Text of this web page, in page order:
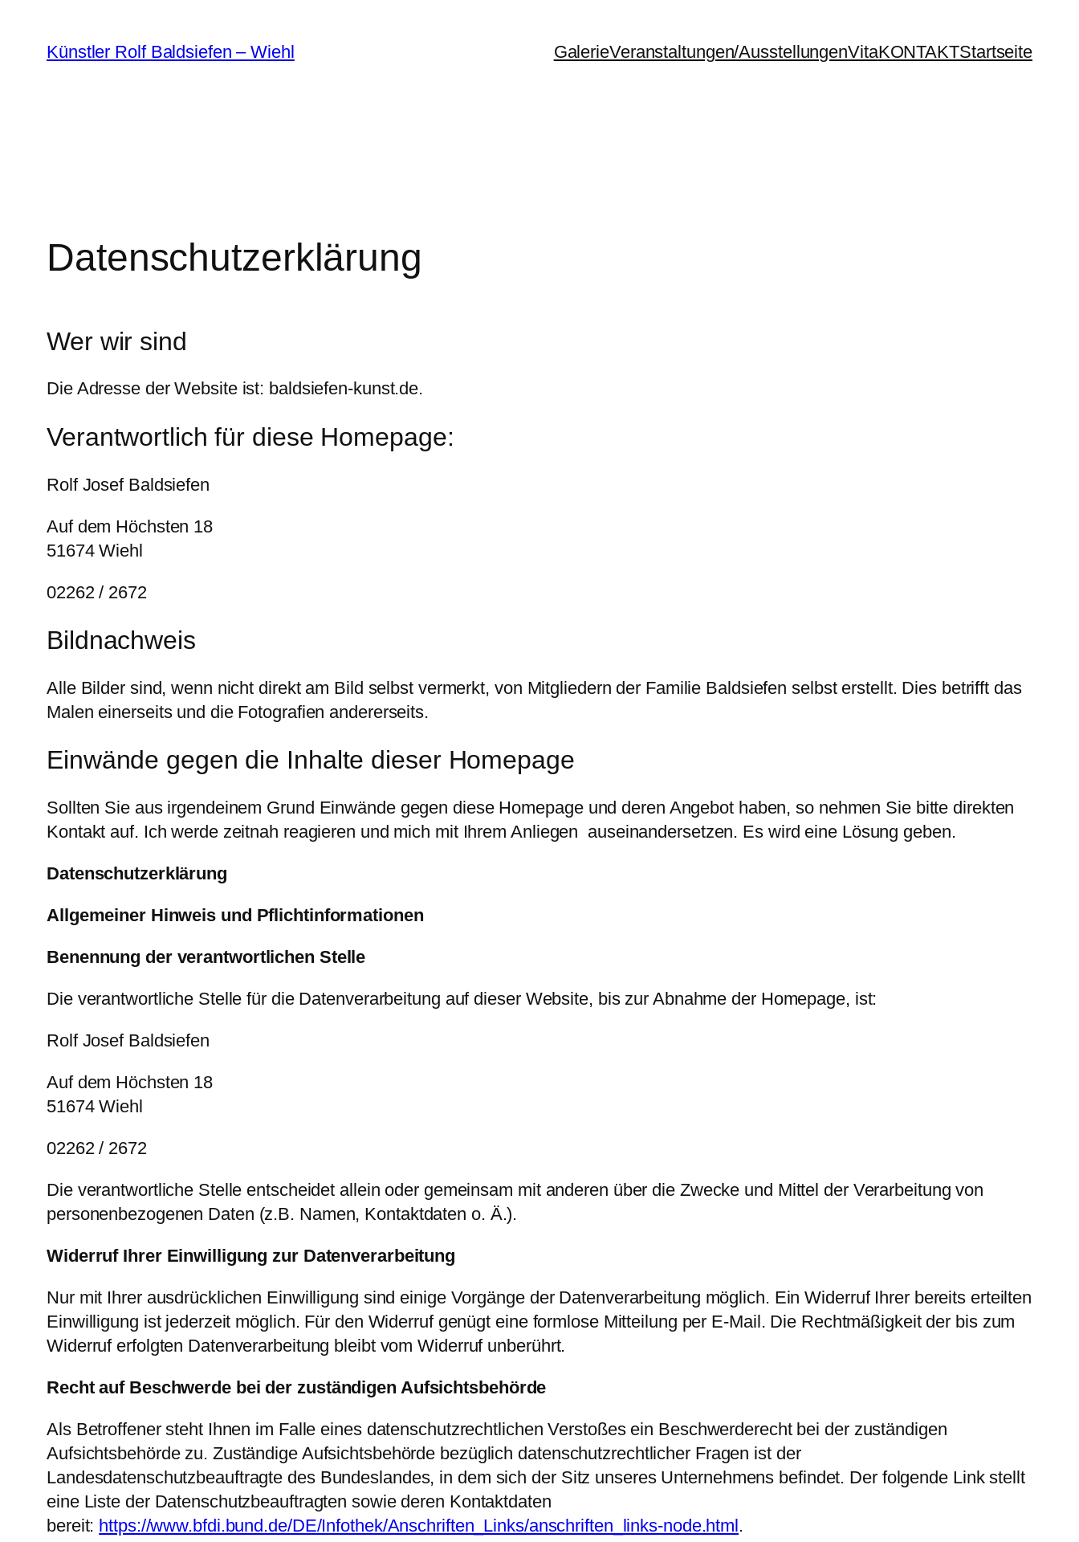
Inhalt
springen
Künstler Rolf Baldsiefen – Wiehl GalerieVeranstaltungen/AusstellungenVitaKONTAKTStartseite
Datenschutzerklärung
Wer wir sind
Die Adresse der Website ist: baldsiefen-kunst.de.
Verantwortlich für diese Homepage:
Rolf Josef Baldsiefen
Auf dem Höchsten 18
51674 Wiehl
02262 / 2672
Bildnachweis
Alle Bilder sind, wenn nicht direkt am Bild selbst vermerkt, von Mitgliedern der Familie Baldsiefen selbst erstellt. Dies betrifft das
Malen einerseits und die Fotografien andererseits.
Einwände gegen die Inhalte dieser Homepage
Sollten Sie aus irgendeinem Grund Einwände gegen diese Homepage und deren Angebot haben, so nehmen Sie bitte direkten
Kontakt auf. Ich werde zeitnah reagieren und mich mit Ihrem Anliegen auseinandersetzen. Es wird eine Lösung geben.
Datenschutzerklärung
Allgemeiner Hinweis und Pflichtinformationen
Benennung der verantwortlichen Stelle
Die verantwortliche Stelle für die Datenverarbeitung auf dieser Website, bis zur Abnahme der Homepage, ist:
Rolf Josef Baldsiefen
Auf dem Höchsten 18
51674 Wiehl
02262 / 2672
Die verantwortliche Stelle entscheidet allein oder gemeinsam mit anderen über die Zwecke und Mittel der Verarbeitung von
personenbezogenen Daten (z.B. Namen, Kontaktdaten o. Ä.).
Widerruf Ihrer Einwilligung zur Datenverarbeitung
Nur mit Ihrer ausdrücklichen Einwilligung sind einige Vorgänge der Datenverarbeitung möglich. Ein Widerruf Ihrer bereits erteilten
Einwilligung ist jederzeit möglich. Für den Widerruf genügt eine formlose Mitteilung per E-Mail. Die Rechtmäßigkeit der bis zum
Widerruf erfolgten Datenverarbeitung bleibt vom Widerruf unberührt.
Recht auf Beschwerde bei der zuständigen Aufsichtsbehörde
Als Betroffener steht Ihnen im Falle eines datenschutzrechtlichen Verstoßes ein Beschwerderecht bei der zuständigen
Aufsichtsbehörde zu. Zuständige Aufsichtsbehörde bezüglich datenschutzrechtlicher Fragen ist der
Landesdatenschutzbeauftragte des Bundeslandes, in dem sich der Sitz unseres Unternehmens befindet. Der folgende Link stellt
eine Liste der Datenschutzbeauftragten sowie deren Kontaktdaten
bereit: https://www.bfdi.bund.de/DE/Infothek/Anschriften_Links/anschriften_links-node.html.